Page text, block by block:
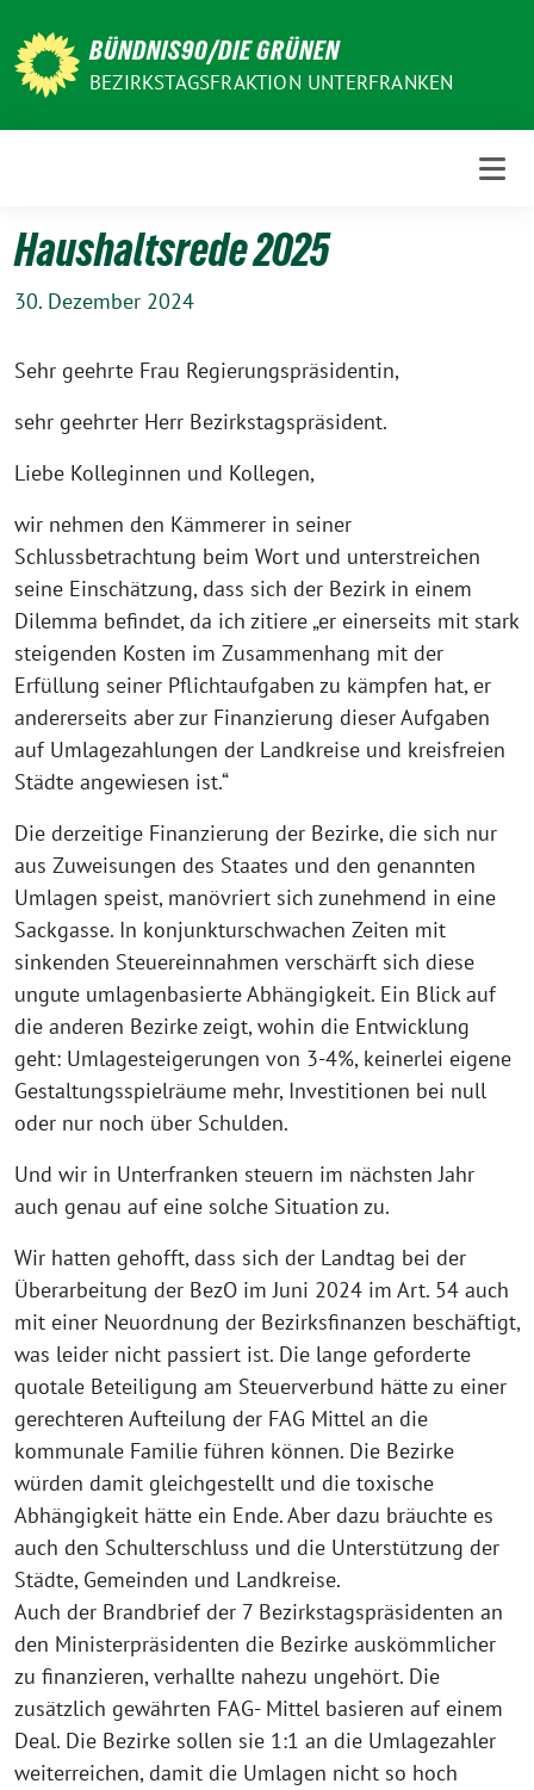
zum
Inhalt
BÜNDNIS90/DIE GRÜNEN
BEZIRKSTAGSFRAKTION UNTERFRANKEN
Haushaltsrede 2025
30. Dezember 2024
Sehr geehrte Frau Regierungspräsidentin,
sehr geehrter Herr Bezirkstagspräsident.
Liebe Kolleginnen und Kollegen,
wir nehmen den Kämmerer in seiner
Schlussbetrachtung beim Wort und unterstreichen
seine Einschätzung, dass sich der Bezirk in einem
Dilemma befindet, da ich zitiere „er einerseits mit stark
steigenden Kosten im Zusammenhang mit der
Erfüllung seiner Pflichtaufgaben zu kämpfen hat, er
andererseits aber zur Finanzierung dieser Aufgaben
auf Umlagezahlungen der Landkreise und kreisfreien
Städte angewiesen ist.“
Die derzeitige Finanzierung der Bezirke, die sich nur
aus Zuweisungen des Staates und den genannten
Umlagen speist, manövriert sich zunehmend in eine
Sackgasse. In konjunkturschwachen Zeiten mit
sinkenden Steuereinnahmen verschärft sich diese
ungute umlagenbasierte Abhängigkeit. Ein Blick auf
die anderen Bezirke zeigt, wohin die Entwicklung
geht: Umlagesteigerungen von 3-4%, keinerlei eigene
Gestaltungsspielräume mehr, Investitionen bei null
oder nur noch über Schulden.
Und wir in Unterfranken steuern im nächsten Jahr
auch genau auf eine solche Situation zu.
Wir hatten gehofft, dass sich der Landtag bei der
Überarbeitung der BezO im Juni 2024 im Art. 54 auch
mit einer Neuordnung der Bezirksfinanzen beschäftigt,
was leider nicht passiert ist. Die lange geforderte
quotale Beteiligung am Steuerverbund hätte zu einer
gerechteren Aufteilung der FAG Mittel an die
kommunale Familie führen können. Die Bezirke
würden damit gleichgestellt und die toxische
Abhängigkeit hätte ein Ende. Aber dazu bräuchte es
auch den Schulterschluss und die Unterstützung der
Städte, Gemeinden und Landkreise.
Auch der Brandbrief der 7 Bezirkstagspräsidenten an
den Ministerpräsidenten die Bezirke auskömmlicher
zu finanzieren, verhallte nahezu ungehört. Die
zusätzlich gewährten FAG- Mittel basieren auf einem
Deal. Die Bezirke sollen sie 1:1 an die Umlagezahler
weiterreichen, damit die Umlagen nicht so hoch